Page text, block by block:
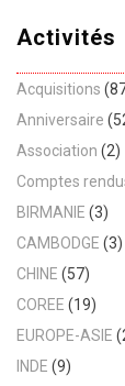
Activités
Acquisitions
Anniversaire
Association (2)
Comptes
BIRMANIE (3)
CAMBODGE (3)
CHINE (57)
COREE (19)
EUROPE-ASIE
INDE (9)